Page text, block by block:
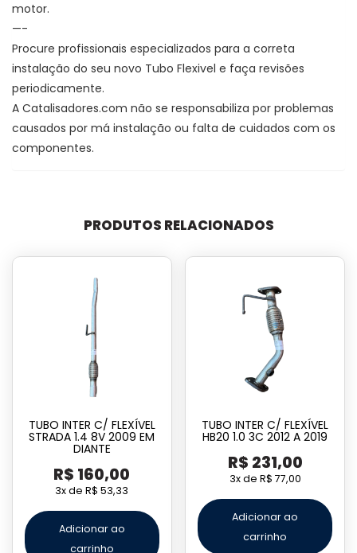
motor.
—-
Procure profissionais especializados para a correta
instalação do seu novo Tubo Flexivel e faça revisões
periodicamente.
A Catalisadores.com não se responsabiliza por problemas
causados por má instalação ou falta de cuidados com os
componentes.
PRODUTOS RELACIONADOS
TUBO INTER C/ FLEXÍVEL
STRADA 1.4 8V 2009 EM
DIANTE
R$ 160,00
3x deR$ 53,33
Adicionar ao
carrinho
TUBO INTER C/ FLEXÍVEL
HB20 1.0 3C 2012 A 2019
R$ 231,00
3x de R$ 77,00
Adicionar ao
carrinho